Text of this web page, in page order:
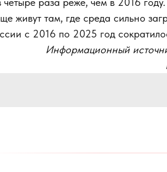
живут там, где среда сильно
с 2016 по 2025 год
Информационный